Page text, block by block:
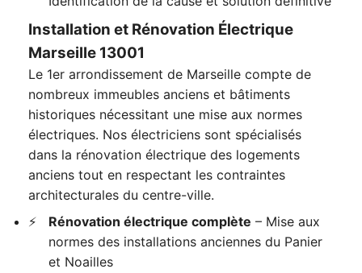
Installation et Rénovation Électrique
Marseille 13001
Le 1er arrondissement de Marseille compte de
nombreux immeubles anciens et bâtiments
historiques nécessitant une mise aux normes
électriques. Nos électriciens sont spécialisés
dans la rénovation électrique des logements
anciens tout en respectant les contraintes
architecturales du centre-ville.
Rénovation électrique complète – Mise aux
normes des installations anciennes du Panier
et Noailles